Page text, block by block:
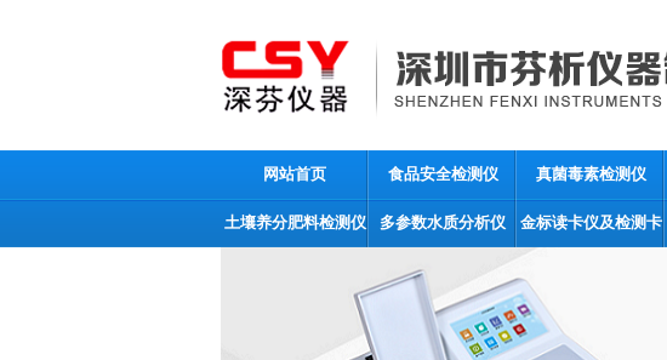
网站首页 食品安全检测仪 真菌毒素检测仪
土壤养分肥料检测仪 多参数水质分析仪 金标读卡仪及检测卡